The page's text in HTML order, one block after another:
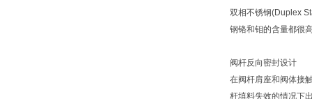
双相不锈钢(Duplex
钢铬和钼的含量都很
阀杆反向密封设计
在阀杆肩座和阀体接
杆填料失效的情况下